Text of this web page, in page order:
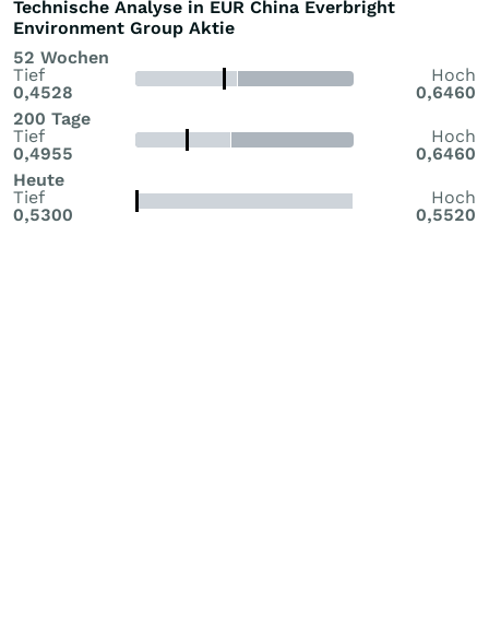
Technische Analyse in EUR China Everbright
Environment Group Aktie
52 Wochen
Tief
0,4528
Hoch
0,6460
200 Tage
Tief
0,4955
Hoch
0,6460
Heute
Tief
0,5300
Hoch
0,5520